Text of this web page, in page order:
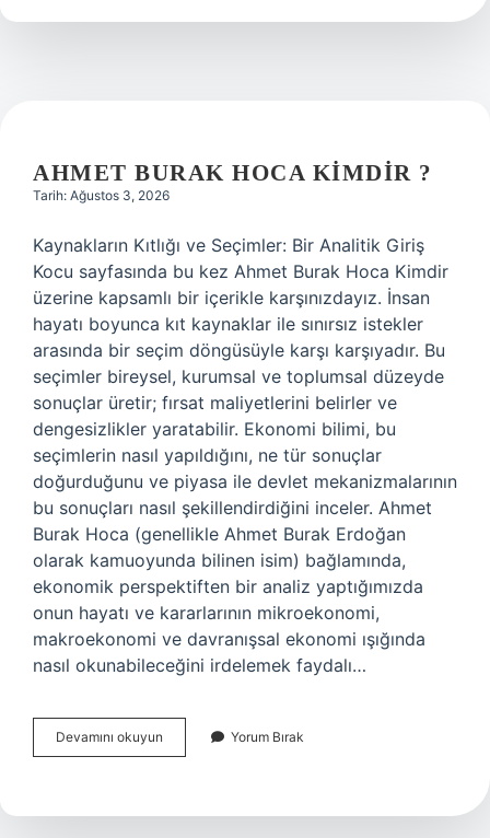
?
AHMET BURAK HOCA KIMDIR ?
Tarih: Ağustos 3, 2026
Kaynakların Kıtlığı ve Seçimler: Bir Analitik Giriş
Kocu sayfasında bu kez Ahmet Burak Hoca Kimdir
üzerine kapsamlı bir içerikle karşınızdayız. İnsan
hayatı boyunca kıt kaynaklar ile sınırsız istekler
arasında bir seçim döngüsüyle karşı karşıyadır. Bu
seçimler bireysel, kurumsal ve toplumsal düzeyde
sonuçlar üretir; fırsat maliyetlerini belirler ve
dengesizlikler yaratabilir. Ekonomi bilimi, bu
seçimlerin nasıl yapıldığını, ne tür sonuçlar
doğurduğunu ve piyasa ile devlet mekanizmalarının
bu sonuçları nasıl şekillendirdiğini inceler. Ahmet
Burak Hoca (genellikle Ahmet Burak Erdoğan
olarak kamuoyunda bilinen isim) bağlamında,
ekonomik perspektiften bir analiz yaptığımızda
onun hayatı ve kararlarının mikroekonomi,
makroekonomi ve davranışsal ekonomi ışığında
nasıl okunabileceğini irdelemek faydalı…
Devamını okuyun
Burak
?
Yorum Bırak